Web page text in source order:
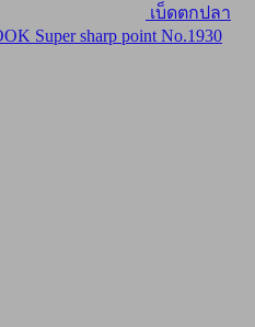
เบ็ดตกปลา
Super sharp point No.1930